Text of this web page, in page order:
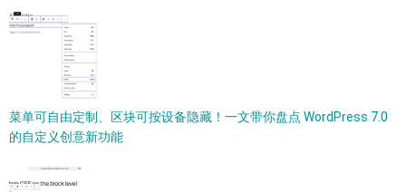
菜单可自由定制、区块可按设备隐藏！一文带你盘点 WordPress 7.0
的自定义创意新功能